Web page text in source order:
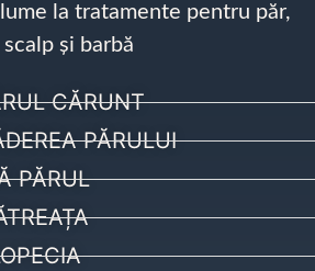
la tratamente pentru păr,
scalp și barbă
CĂRUNT
PĂRULUI
PĂRUL